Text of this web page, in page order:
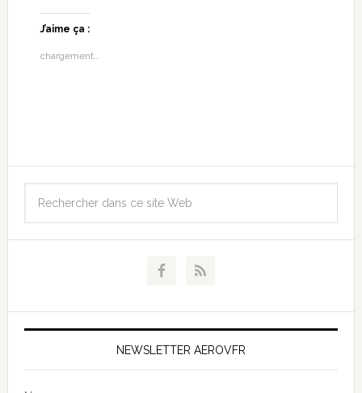
J’aime ça :
chargement…
NEWSLETTER AEROVFR